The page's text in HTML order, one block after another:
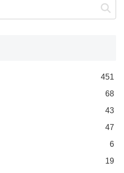
451
68
43
47
6
19